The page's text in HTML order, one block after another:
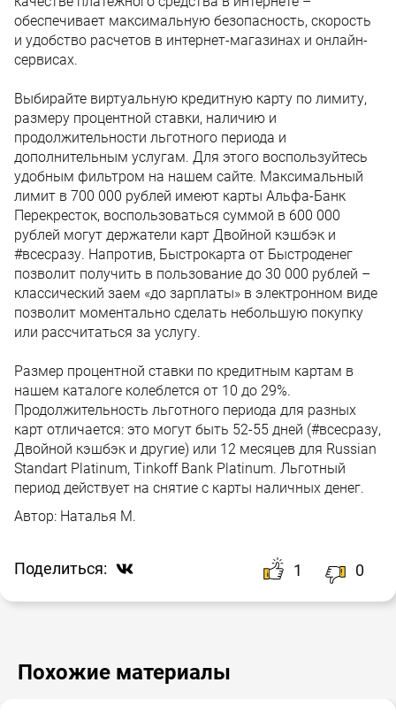
обеспечивает максимальную безопасность, скорость
и удобство расчетов в интернет-магазинах и онлайн-
сервисах.
Выбирайте виртуальную кредитную карту по лимиту,
размеру процентной ставки, наличию и
продолжительности льготного периода и
дополнительным услугам. Для этого воспользуйтесь
удобным фильтром на нашем сайте. Максимальный
лимит в 700 000 рублей имеют карты Альфа-Банк
Перекресток, воспользоваться суммой в 600 000
рублей могут держатели карт Двойной кэшбэк и
#всесразу. Напротив, Быстрокарта от Быстроденег
позволит получить в пользование до 30 000 рублей –
классический заем «до зарплаты» в электронном виде
позволит моментально сделать небольшую покупку
или рассчитаться за услугу.
Размер процентной ставки по кредитным картам в
нашем каталоге колеблется от 10 до 29%.
Продолжительность льготного периода для разных
карт отличается: это могут быть 52-55 дней (#всесразу,
Двойной кэшбэк и другие) или 12 месяцев для Russian
Standart Platinum, Tinkoff Bank Platinum. Льготный
период действует на снятие с карты наличных денег.
Автор: Наталья М.
Поделиться: 1 0
Похожие материалы